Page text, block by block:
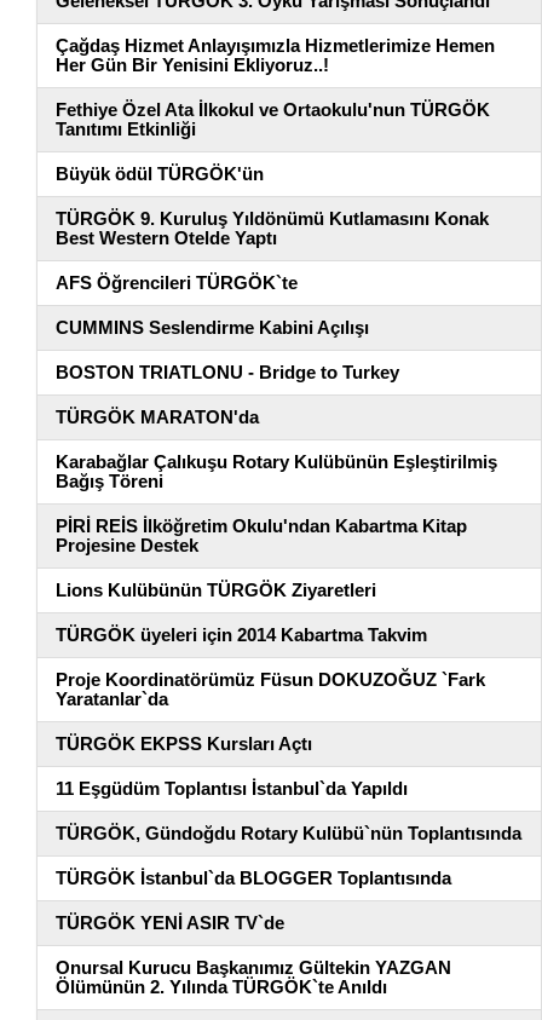
Çağdaş Hizmet Anlayışımızla Hizmetlerimize Hemen
Her Gün Bir Yenisini Ekliyoruz..!
Fethiye Özel Ata İlkokul ve Ortaokulu'nun TÜRGÖK
Tanıtımı Etkinliği
Büyük ödül TÜRGÖK'ün
TÜRGÖK 9. Kuruluş Yıldönümü Kutlamasını Konak
Best Western Otelde Yaptı
AFS Öğrencileri TÜRGÖK`te
CUMMINS Seslendirme Kabini Açılışı
BOSTON TRIATLONU - Bridge to Turkey
TÜRGÖK MARATON'da
Karabağlar Çalıkuşu Rotary Kulübünün Eşleştirilmiş
Bağış Töreni
PİRİ REİS İlköğretim Okulu'ndan Kabartma Kitap
Projesine Destek
Lions Kulübünün TÜRGÖK Ziyaretleri
TÜRGÖK üyeleri için 2014 Kabartma Takvim
Proje Koordinatörümüz Füsun DOKUZOĞUZ `Fark
Yaratanlar`da
TÜRGÖK EKPSS Kursları Açtı
11 Eşgüdüm Toplantısı İstanbul`da Yapıldı
TÜRGÖK, Gündoğdu Rotary Kulübü`nün Toplantısında
TÜRGÖK İstanbul`da BLOGGER Toplantısında
TÜRGÖK YENİ ASIR TV`de
Onursal Kurucu Başkanımız Gültekin YAZGAN
Ölümünün 2. Yılında TÜRGÖK`te Anıldı